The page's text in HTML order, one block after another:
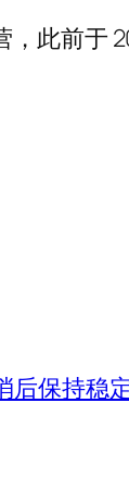
，此前
后保持稳